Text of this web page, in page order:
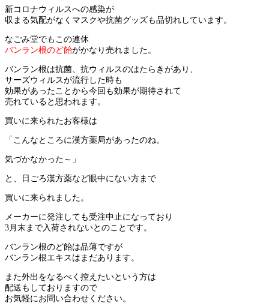
新コロナウィルスへの感染が
収まる気配がなくマスクや抗菌グッズも品切れしています。
なごみ堂でもこの連休
バンラン根のど飴がかなり売れました。
バンラン根は抗菌、抗ウィルスのはたらきがあり、
サーズウィルスが流行した時も
効果があったことから今回も効果が期待されて
売れていると思われます。
買いに来られたお客様は
「こんなところに漢方薬局があったのね。
気づかなかった～」
と、日ごろ漢方薬など眼中にない方まで
買いに来られました。
メーカーに発注しても受注中止になっており
3月末まで入荷されないとのことです。
バンラン根のど飴は品薄ですが
バンラン根エキスはまだあります。
また外出をなるべく控えたいという方は
配送もしておりますので
お気軽にお問い合わせください。